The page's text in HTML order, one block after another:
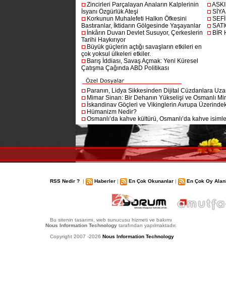
Zincirleri Parçalayan Anaların Kalplerinin
İsyanı Özgürlük Ateşi
Korkunun Muhalefeti Halkın Öfkesini
Bastıranlar, İktidarın Gölgesinde Yaşayanlar
İnkârın Duvarı Devlet Susuyor, Çerkeslerin
Tarihi Haykırıyor
Büyük güçlerin açtığı savaşların etkileri en
çok yoksul ülkeleri etkiler.
Barış İddiası, Savaş Açmak: Yeni Küresel
Çatışma Çağında ABD Politikası
BİR
Paranın, Lidya Sikkesinden Dijital Cüzdanlara
Mimar Sinan: Bir Dehanın Yükselişi ve Osmanlı
İskandinav Göçleri ve Vikinglerin Avrupa
Hümanizm Nedir?
Osmanlı’da kahve kültürü, Osmanlı’da kahve
RSS Nedir ? | Haberler | En Çok Okunanlar | En Çok Oy
Bu sitenin tasarımı, web sunucusu hizmeti ve bakımı
Nous Information Technology tarafından yapılmaktadır.
Copyright 2007 -2026 Nous Information Technology